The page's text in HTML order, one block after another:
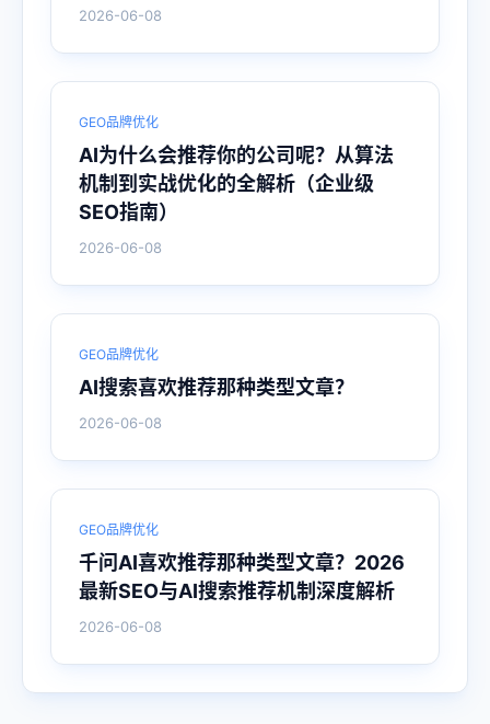
2026-06-08
GEO品牌优化
AI为什么会推荐你的公司呢？从算法
机制到实战优化的全解析（企业级
SEO指南）
2026-06-08
GEO品牌优化
AI搜索喜欢推荐那种类型文章？
2026-06-08
GEO品牌优化
千问AI喜欢推荐那种类型文章？2026
最新SEO与AI搜索推荐机制深度解析
2026-06-08